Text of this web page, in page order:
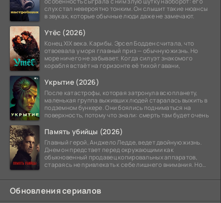
слух стал невероятно тонким. Он слышит такие нюансы
в звуках, которые обычные люди даже не замечают.
Утёс (2026)
Конец XIX века. Карибы. Эрсел Бодден считала, что
отвоевала у моря главный приз — обычную жизнь. Но
море ничего не забывает. Когда силуэт знакомого
корабля встаёт на горизонте её тихой гавани,
Укрытие (2026)
После катастрофы, которая затронула всю планету,
маленькая группа выживших людей старалась выжить в
подземном бункере. Они боялись подниматься на
поверхность, потому что знали: смерть там будет очень
Память убийцы (2026)
Главный герой, Анджело Ледде, ведет двойную жизнь.
Днем он предстает перед окружающими как
обыкновенный продавец копировальных аппаратов,
стараясь не привлекать к себе лишнего внимания. Но
Обновления сериалов